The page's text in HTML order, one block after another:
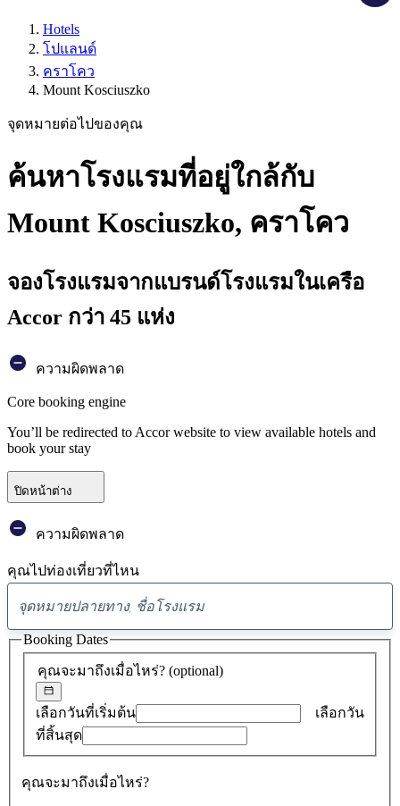
Hotels
โปแลนด์
คราโคว
Mount Kosciuszko
จุดหมายต่อไปของคุณ
ค้นหาโรงแรมที่อยู่ใกล้กับ
Mount Kosciuszko, คราโคว
จองโรงแรมจากแบรนด์โรงแรมในเครือ
Accor กว่า 45 แห่ง
ความผิดพลาด
Core booking engine
You’ll be redirected to Accor website to view available hotels and
book your stay
ปิดหน้าต่าง
ความผิดพลาด
คุณไปท่องเที่ยวที่ไหน
พบ
ข้อ
เสนอ
0
คุณจะมาถึงเมื่อไหร่? (optional)
เลือกวันที่เริ่มต้น
เลือกวัน
ที่สิ้นสุด
คุณจะมาถึงเมื่อไหร่?
Booking Dates